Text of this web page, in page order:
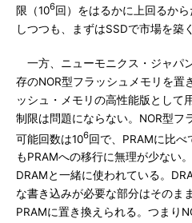
限（106回）をはるかに上回るか
しつつも、まずはSSDで市場を築
一方、ニューモニクス・ジャパ
存のNOR型フラッシュメモリを置
ッシュ・メモリの高性能版として
制限は問題にならない。NOR型フ
可能回数は106回で、PRAMに比
もPRAMへの移行に無理が少ない
DRAMと一緒に使われている。
な書き込みが必要な部分はそのま
PRAMに置き換えられる。つまり